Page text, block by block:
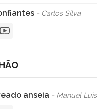
- Carlos Silva
anseia - Manuel Luis